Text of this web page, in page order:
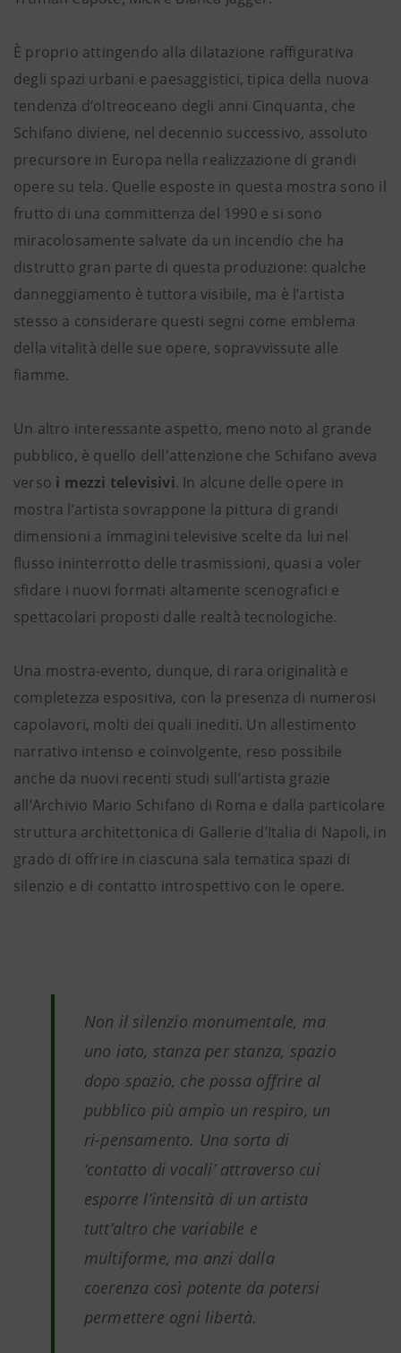
È proprio attingendo alla dilatazione raffigurativa
degli spazi urbani e paesaggistici, tipica della nuova
tendenza d’oltreoceano degli anni Cinquanta, che
Schifano diviene, nel decennio successivo, assoluto
precursore in Europa nella realizzazione di grandi
opere su tela. Quelle esposte in questa mostra sono il
frutto di una committenza del 1990 e si sono
miracolosamente salvate da un incendio che ha
distrutto gran parte di questa produzione: qualche
danneggiamento è tuttora visibile, ma è l’artista
stesso a considerare questi segni come emblema
della vitalità delle sue opere, sopravvissute alle
fiamme.
Un altro interessante aspetto, meno noto al grande
pubblico, è quello dell'attenzione che Schifano aveva
verso i mezzi televisivi. In alcune delle opere in
mostra l’artista sovrappone la pittura di grandi
dimensioni a immagini televisive scelte da lui nel
flusso ininterrotto delle trasmissioni, quasi a voler
sfidare i nuovi formati altamente scenografici e
spettacolari proposti dalle realtà tecnologiche.
Una mostra-evento, dunque, di rara originalità e
completezza espositiva, con la presenza di numerosi
capolavori, molti dei quali inediti. Un allestimento
narrativo intenso e coinvolgente, reso possibile
anche da nuovi recenti studi sull’artista grazie
all’Archivio Mario Schifano di Roma e dalla particolare
struttura architettonica di Gallerie d’Italia di Napoli, in
grado di offrire in ciascuna sala tematica spazi di
silenzio e di contatto introspettivo con le opere.
Non il silenzio monumentale, ma
uno iato, stanza per stanza, spazio
dopo spazio, che possa offrire al
pubblico più ampio un respiro, un
ri-pensamento. Una sorta di
‘contatto di vocali’ attraverso cui
esporre l’intensità di un artista
tutt’altro che variabile e
multiforme, ma anzi dalla
coerenza così potente da potersi
permettere ogni libertà.